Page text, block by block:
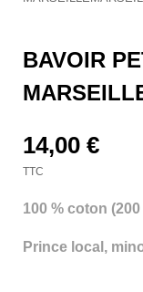
BAVOIR
14,00 €
TTC
100 % coton (200
Prince local,